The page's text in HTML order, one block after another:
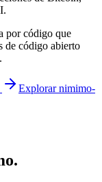
por código que
de código abierto
Explorar nimimo-